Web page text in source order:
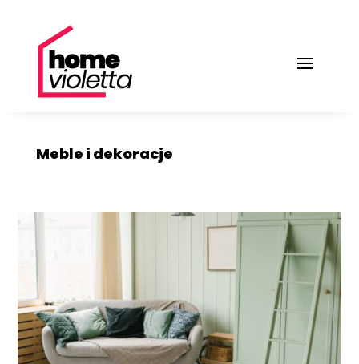
Meble i dekoracje